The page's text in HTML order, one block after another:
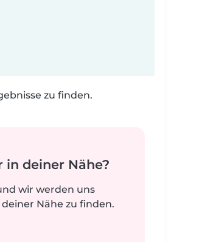
zu finden.
in deiner Nähe?
wir werden uns
Nähe zu finden.